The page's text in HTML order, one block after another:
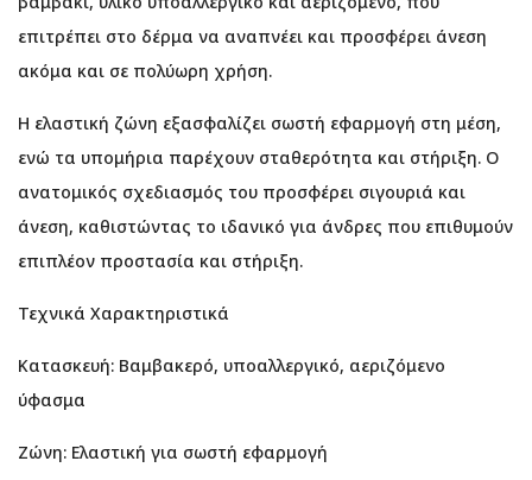
επιτρέπει στο δέρμα να αναπνέει και προσφέρει άνεση
ακόμα και σε πολύωρη χρήση.
Η ελαστική ζώνη εξασφαλίζει σωστή εφαρμογή στη μέση,
ενώ τα υπομήρια παρέχουν σταθερότητα και στήριξη. Ο
ανατομικός σχεδιασμός του προσφέρει σιγουριά και
άνεση, καθιστώντας το ιδανικό για άνδρες που επιθυμούν
επιπλέον προστασία και στήριξη.
Τεχνικά Χαρακτηριστικά
Κατασκευή: Βαμβακερό, υποαλλεργικό, αεριζόμενο
ύφασμα
Ζώνη: Ελαστική για σωστή εφαρμογή